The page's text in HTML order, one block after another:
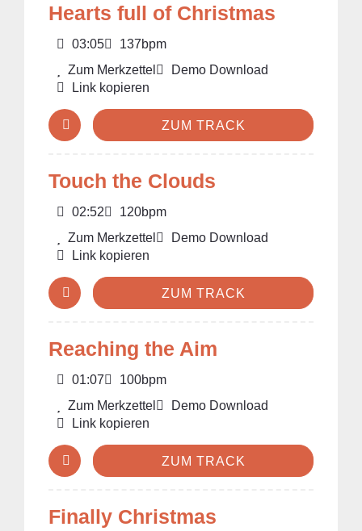
Hearts full of Christmas
03:05
137bpm
Zum Merkzettel
Demo Download
Link kopieren
ZUM TRACK
Touch the Clouds
02:52
120bpm
Zum Merkzettel
Demo Download
Link kopieren
ZUM TRACK
Reaching the Aim
01:07
100bpm
Zum Merkzettel
Demo Download
Link kopieren
ZUM TRACK
Finally Christmas